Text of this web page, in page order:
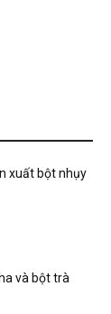
xuất bột nhụy
và bột trà